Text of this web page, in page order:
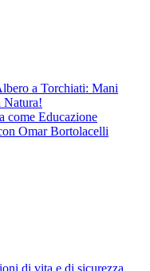
a Torchiati: Mani
Natura!
come Educazione
Omar Bortolacelli